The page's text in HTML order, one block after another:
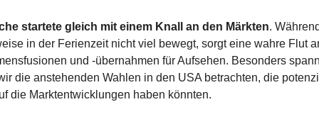
startete gleich mit einem Knall an den Märkten.
in der Ferienzeit nicht viel bewegt, sorgt eine wahre Flut
und -übernahmen für Aufsehen. Besonders
die anstehenden Wahlen in den USA betrachten, die
die Marktentwicklungen haben könnten.